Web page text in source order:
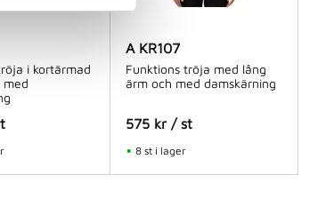
i kortärmad
med
A KR107
Funktions tröja med lång
ärm och med damskärning
575 kr /st
8 st i lager